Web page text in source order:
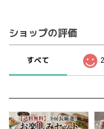
ショップの評価
すべて